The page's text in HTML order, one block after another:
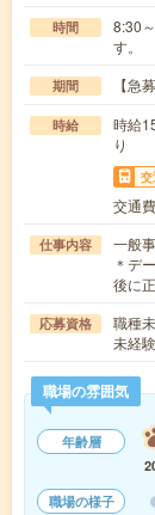
時間
8:30
す。
期間 【急
時給
時給
り
交通
仕事内容
一般
＊デ
後に
応募資格
職種
未経
職場の雰囲気
年齢層
職場の様子